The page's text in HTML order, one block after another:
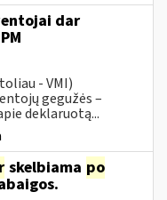
dar
- VMI)
gegužės –
deklaruotą...
skelbiama po